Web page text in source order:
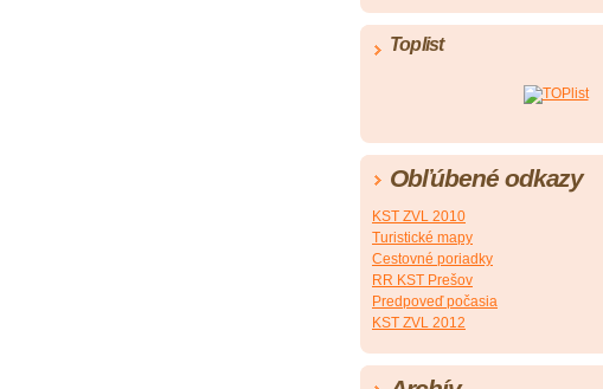
Toplist
Obľúbené odkazy
KST ZVL 2010
Turistické mapy
Cestovné poriadky
RR KST Prešov
Predpoveď počasia
KST ZVL 2012